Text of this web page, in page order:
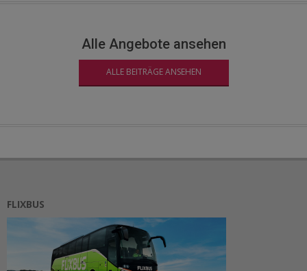
Alle Angebote ansehen
ALLE BEITRÄGE ANSEHEN
FLIXBUS